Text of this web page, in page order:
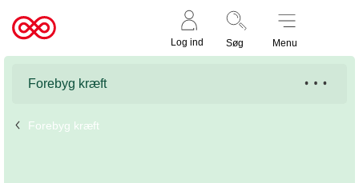
Til
Log ind Søg Menu
Forebyg kræft
Forebyg kræft